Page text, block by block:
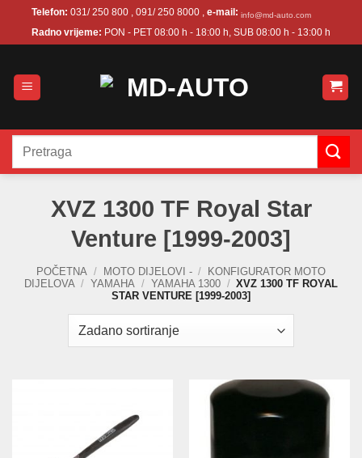
Telefon: 031/ 250 800 , 091/ 250 8000 , e-mail: info@md-auto.com
Radno vrijeme: PON - PET 08:00 h - 18:00 h, SUB 08:00 h - 13:00 h
Pretraži:
XVZ 1300 TF Royal Star
Venture [1999-2003]
POČETNA / MOTO DIJELOVI - /
KONFIGURATOR MOTO
DIJELOVA / YAMAHA / YAMAHA 1300 / XVZ 1300 TF ROYAL
STAR VENTURE [1999-2003]